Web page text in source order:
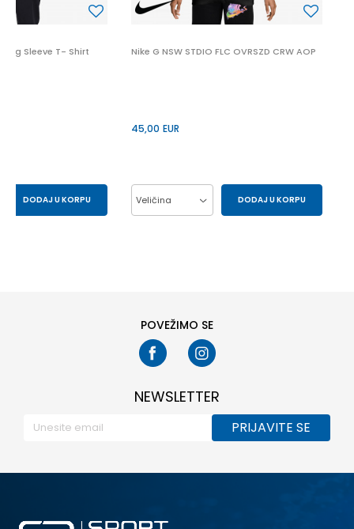
Sleeve T- Shirt
DODAJ U KORPU
Nike G NSW STDIO FLC OVRSZD CRW AOP
45,00 EUR
Veličina DODAJ U KORPU
POVEŽIMO SE
NEWSLETTER
PRIJAVITE SE